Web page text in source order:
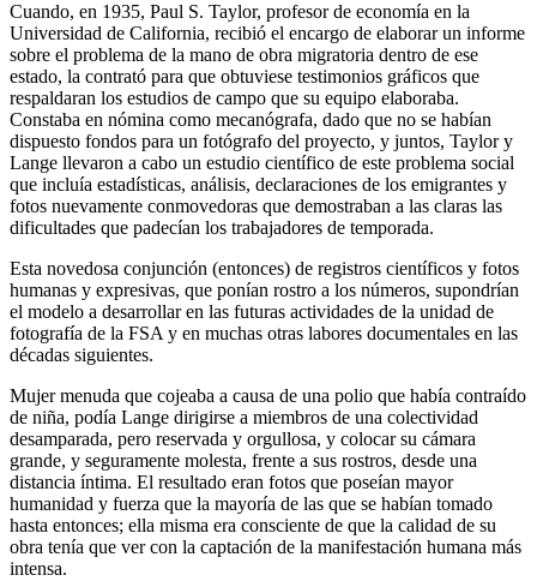
Cuando, en 1935, Paul S. Taylor, profesor de economía en la
Universidad de California, recibió el encargo de elaborar un informe
sobre el problema de la mano de obra migratoria dentro de ese
estado, la contrató para que obtuviese testimonios gráficos que
respaldaran los estudios de campo que su equipo elaboraba.
Constaba en nómina como mecanógrafa, dado que no se habían
dispuesto fondos para un fotógrafo del proyecto, y juntos, Taylor y
Lange llevaron a cabo un estudio científico de este problema social
que incluía estadísticas, análisis, declaraciones de los emigrantes y
fotos nuevamente conmovedoras que demostraban a las claras las
dificultades que padecían los trabajadores de temporada.
Esta novedosa conjunción (entonces) de registros científicos y fotos
humanas y expresivas, que ponían rostro a los números, supondrían
el modelo a desarrollar en las futuras actividades de la unidad de
fotografía de la FSA y en muchas otras labores documentales en las
décadas siguientes.
Mujer menuda que cojeaba a causa de una polio que había contraído
de niña, podía Lange dirigirse a miembros de una colectividad
desamparada, pero reservada y orgullosa, y colocar su cámara
grande, y seguramente molesta, frente a sus rostros, desde una
distancia íntima. El resultado eran fotos que poseían mayor
humanidad y fuerza que la mayoría de las que se habían tomado
hasta entonces; ella misma era consciente de que la calidad de su
obra tenía que ver con la captación de la manifestación humana más
intensa.